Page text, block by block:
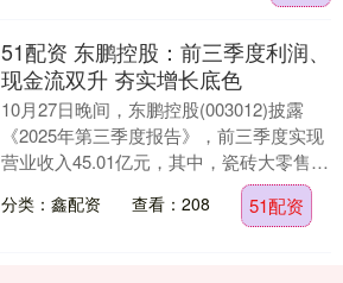
51配资 东鹏控股：前三季度利润、
现金流双升 夯实增长底色
10月27日晚间，东鹏控股(003012)披露
《2025年第三季度报告》，前三季度实现
营业收入45.01亿元，其中，瓷砖大零售渠
道收入同比增长8.03%；归属于....
分类：鑫配资 查看：208 51配资